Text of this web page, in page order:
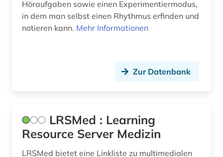
besucherführung (1)
beton (1)
betriebswirtschaft (7)
Höraufgaben sowie einen Experimentiermodus,
in dem man selbst einen Rhythmus erfinden und
notieren kann. Mehr Informationen
Zur Datenbank
LRSMed : Learning
Resource Server Medizin
LRSMed bietet eine Linkliste zu multimedialen